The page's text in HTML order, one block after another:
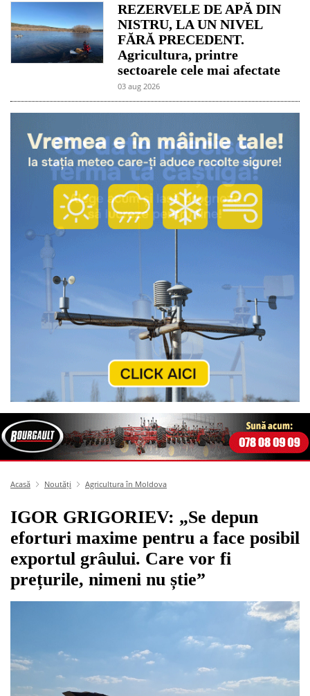
REZERVELE DE APĂ DIN
NISTRU, LA UN NIVEL
FĂRĂ PRECEDENT.
Agricultura, printre
sectoarele cele mai afectate
03 aug 2026
Acasă Noutăți Agricultura în Moldova
IGOR GRIGORIEV: „Se depun
eforturi maxime pentru a face posibil
exportul grâului. Care vor fi
prețurile, nimeni nu știe”